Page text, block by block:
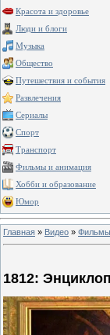
Красота и здоровье
Люди и блоги
Музыка
Общество
Путешествия и события
Развлечения
Сериалы
Спорт
Транспорт
Фильмы и анимация
Хобби и образование
Юмор
Главная » Видео »
1812: